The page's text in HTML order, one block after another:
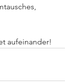
aufeinander!